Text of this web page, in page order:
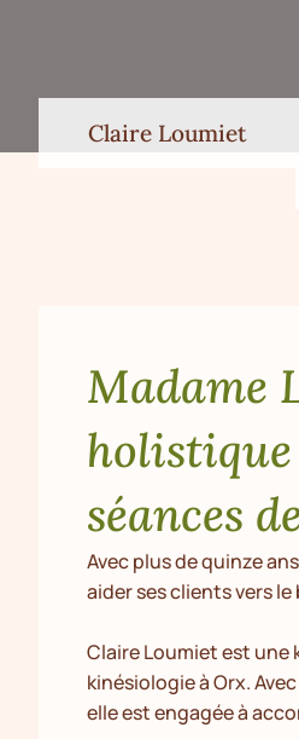
Claire Loumiet
Madame
séances
Avec plus de quinze
aider ses clients vers
Claire Loumiet est
kinésiologie à Orx.
elle est engagée à